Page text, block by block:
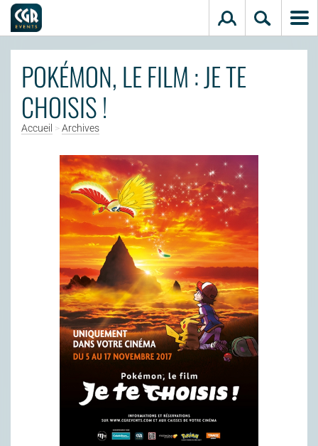
Aller au contenu principal
POKÉMON, LE FILM : JE TE
CHOISIS !
Accueil >Archives